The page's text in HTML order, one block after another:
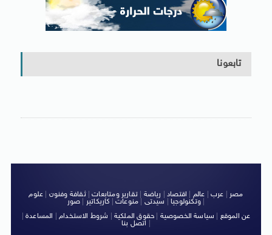
تابعونا
مصر عرب عالم اقتصاد رياضة |تقارير ومتابعات|ثقافة وفنون
علوم
وتكنولوجيا| سيدتى منوعات كاريكاتير صور
|
عن الموقع
سياسة الخصوصية حقوق الملكية شروط الاستخدام| المساعدة|
اتصل بنا